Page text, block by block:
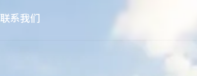
联系我们